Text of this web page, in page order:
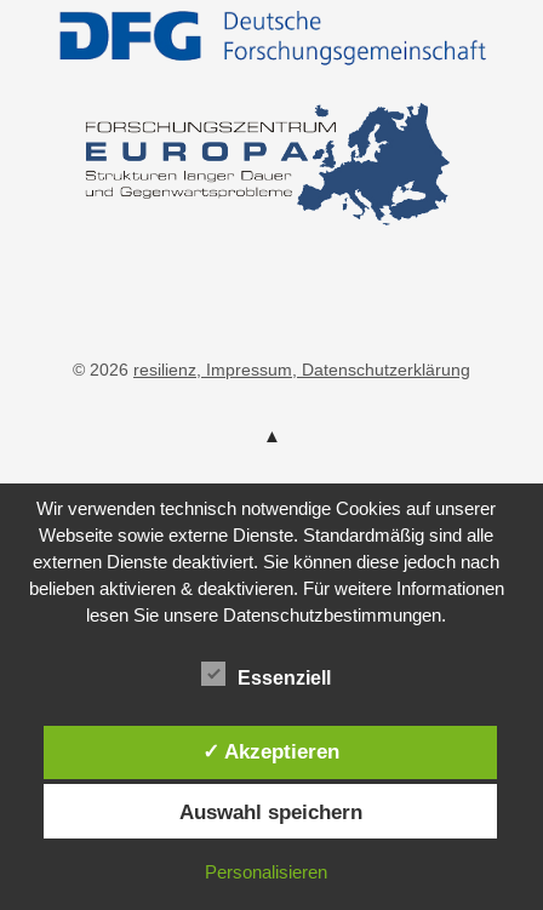
© 2026 resilienz , Impressum , Datenschutzerklärung
Wir verwenden technisch notwendige Cookies auf unserer
Webseite sowie externe Dienste. Standardmäßig sind alle
externen Dienste deaktiviert. Sie können diese jedoch nach
belieben aktivieren & deaktivieren. Für weitere Informationen
lesen Sie unsere Datenschutzbestimmungen.
Essenziell
✓ Akzeptieren
Auswahl speichern
Personalisieren